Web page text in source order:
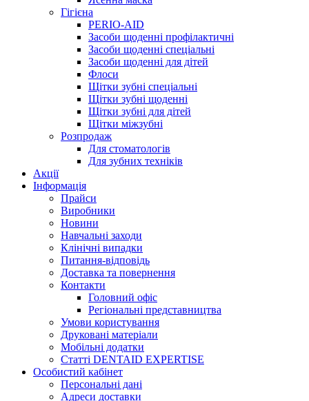
Гігієна
PERIO-AID
Засоби щоденні профілактичні
Засоби щоденні спеціальні
Засоби щоденні для дітей
Флоси
Щітки зубні спеціальні
Щітки зубні щоденні
Щітки зубні для дітей
Щітки міжзубні
Розпродаж
Для стоматологів
Для зубних техніків
Акції
Інформація
Прайси
Виробники
Новини
Навчальні заходи
Клінічні випадки
Питання-відповідь
Доставка та повернення
Контакти
Головний офіс
Регіональні представництва
Умови користування
Друковані матеріали
Мобільні додатки
Статті DENTAID EXPERTISE
Особистий кабінет
Персональні дані
Адреси доставки